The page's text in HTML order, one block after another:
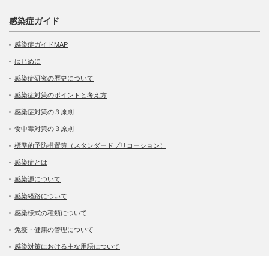
感染症ガイド
感染症ガイドMAP
はじめに
感染症研究の歴史について
感染症対策のポイントと考え方
感染症対策の３原則
食中毒対策の３原則
標準的予防措置策（スタンダードプリコーション）
感染症とは
感染源について
感染経路について
感染様式の種類について
免疫・健康の管理について
感染対策における主な用語について